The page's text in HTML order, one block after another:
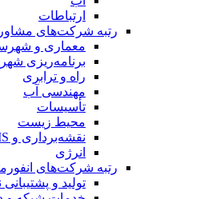
ارتباطات
رتبه شرکت‌های مشاور
معماری و
برنامه‌ریزی
راه و ترابری
مهندسی آب
تأسیسات
محیط زیست
نقشه‌برداری و GIS
انرژی
رتبه شرکت‌های
تولید و پشتیبانی